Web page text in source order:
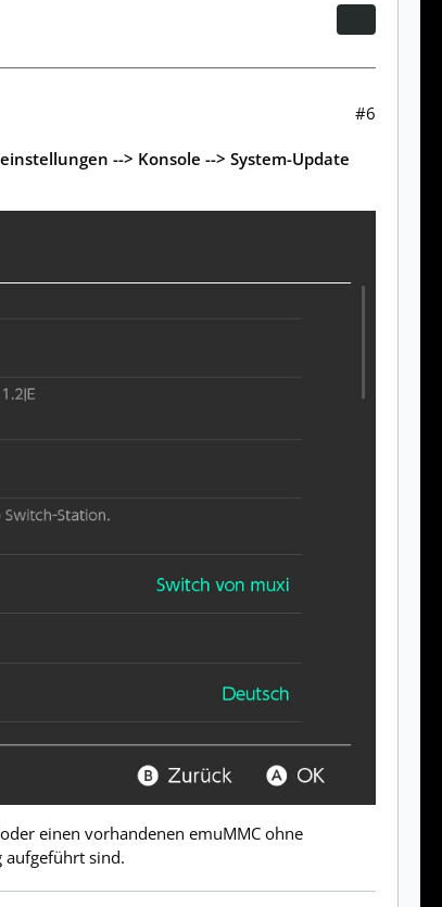
#6
--> Konsole --> System-Update
einen vorhandenen emuMMC ohne
aufgeführt sind.